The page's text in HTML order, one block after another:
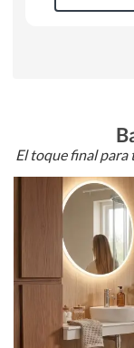
El toque final